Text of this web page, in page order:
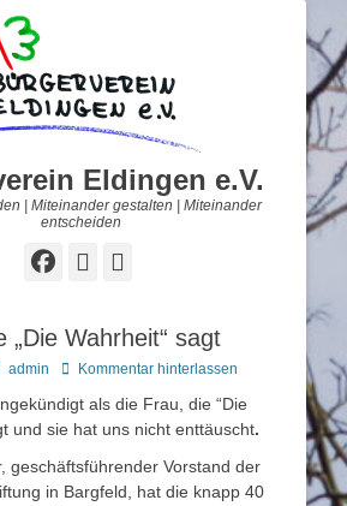
Eldingen e.V.
| Miteinander gestalten | Miteinander
entscheiden
Facebook
„Die Wahrheit“ sagt
admin Kommentar hinterlassen
als die Frau, die “Die
und sie hat uns nicht enttäuscht.
geschäftsführender Vorstand der
in Bargfeld, hat die knapp 40